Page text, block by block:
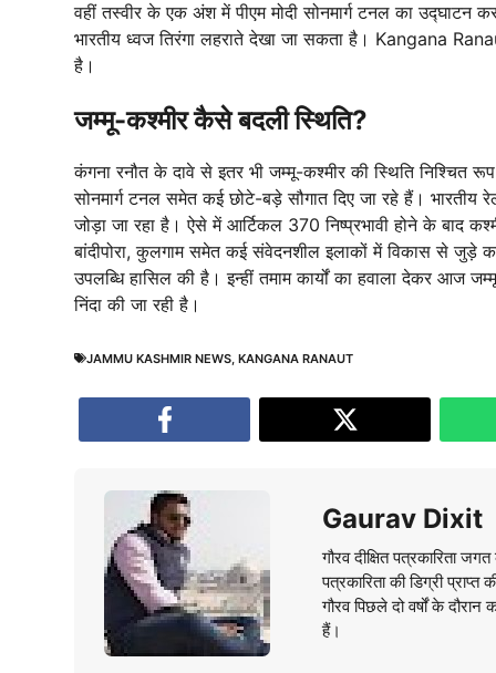
वहीं तस्वीर के एक अंश में पीएम मोदी सोनमार्ग टनल का
भारतीय ध्वज तिरंगा लहराते देखा जा सकता है। Kangana
है।
जम्मू-कश्मीर कैसे बदली स्थिति?
कंगना रनौत के दावे से इतर भी जम्मू-कश्मीर की स्थिति
सोनमार्ग टनल समेत कई छोटे-बड़े सौगात दिए जा रहे हैं। भारतीय
जोड़ा जा रहा है। ऐसे में आर्टिकल 370 निष्प्रभावी होने के बाद
बांदीपोरा, कुलगाम समेत कई संवेदनशील इलाकों में विकास से जुड़े
उपलब्धि हासिल की है। इन्हीं तमाम कार्यों का हवाला देकर आज
निंदा की जा रही है।
JAMMU KASHMIR NEWS, KANGANA RANAUT
Gaurav Dixit
गौरव दीक्षित पत्रकारिता
पत्रकारिता की डिग्री
गौरव पिछले दो वर्षों के
हैं।